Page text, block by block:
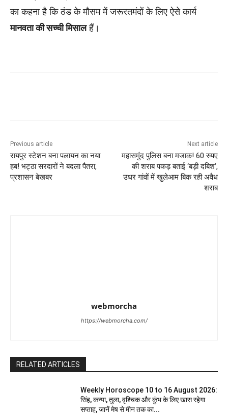
का कहना है कि ठंड के मौसम में जरूरतमंदों के लिए ऐसे कार्य
मानवता की सच्ची मिसालहैं।
Previous article
रायपुर स्टेशन बना पलायन का नया
हब! भट्ठा सरदारों ने बदला पैतरा,
प्रशासन बेखबर
Next article
महासमुंद पुलिस बना मजाक! 60 रुपए
की शराब पकड़ बताई ‘बड़ी दबिश’,
उधर गांवों में खुलेआम बिक रही अवैध
शराब
webmorcha
https://webmorcha.com/
RELATED ARTICLES
Weekly Horoscope 10 to 16 August 2026:
सिंह, कन्या, तुला, वृश्चिक और कुंभ के लिए खास रहेगा
सप्ताह, जानें मेष से मीन तक का...